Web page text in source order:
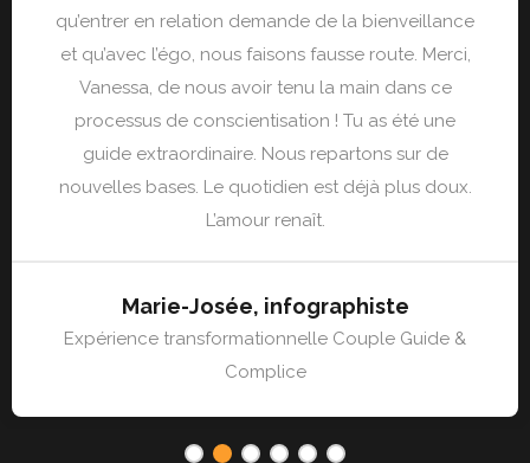
qu’entrer en relation demande de la bienveillance
et qu’avec l’égo, nous faisons fausse route. Merci,
Vanessa, de nous avoir tenu la main dans ce
processus de conscientisation ! Tu as été une
guide extraordinaire. Nous repartons sur de
nouvelles bases. Le quotidien est déjà plus doux.
L’amour renaît.
Marie-Josée, infographiste
Expérience transformationnelle Couple Guide &
Complice